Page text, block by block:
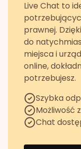
Live Chat to
prawnej.
do
miejsca i
online,
potrzebujesz.
Szybka
Możliwość
Chat